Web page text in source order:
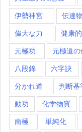
伊勢神宮 伝達
偉大な力 健康的
元極功 元極道の
八段錦 六字訣
分かれ道 判断基
動功 化学物質
南極 単純化